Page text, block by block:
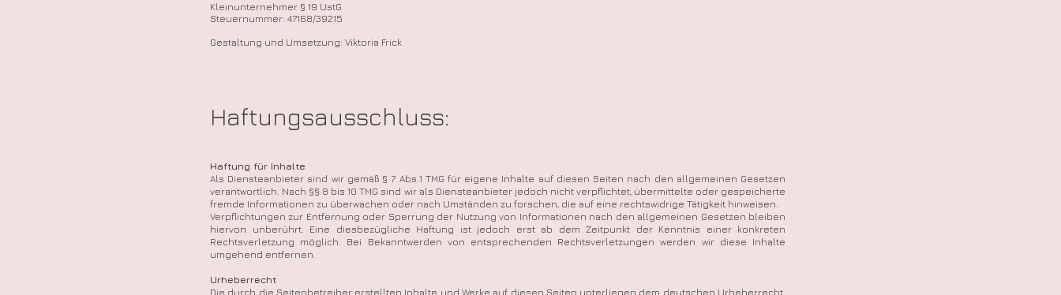
Kleinunternehmer § 19 UstG
Steuernummer: 47168/39215
Gestaltung und Umsetzung: Viktoria Frick
Haftungsausschluss:
Haftung für Inhalte
Als Diensteanbieter sind wir gemäß § 7 Abs.1 TMG für eigene Inhalte auf diesen Seiten nach den allgemeinen Gesetzen
verantwortlich. Nach §§ 8 bis 10 TMG sind wir als Diensteanbieter jedoch nicht verpflichtet, übermittelte oder gespeicherte
fremde Informationen zu überwachen oder nach Umständen zu forschen, die auf eine rechtswidrige Tätigkeit hinweisen.
Verpflichtungen zur Entfernung oder Sperrung der Nutzung von Informationen nach den allgemeinen Gesetzen bleiben
hiervon unberührt. Eine diesbezügliche Haftung ist jedoch erst ab dem Zeitpunkt der Kenntnis einer konkreten
Rechtsverletzung möglich. Bei Bekanntwerden von entsprechenden Rechtsverletzungen werden wir diese Inhalte
umgehend entfernen.
Urheberrecht
Die durch die Seitenbetreiber erstellten Inhalte und Werke auf diesen Seiten unterliegen dem deutschen Urheberrecht.